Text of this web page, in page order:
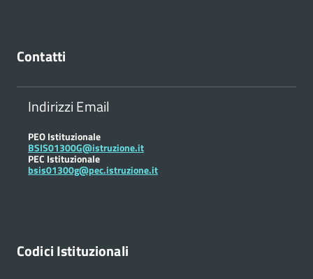
Contatti
Indirizzi Email
PEO Istituzionale
BSIS01300G@istruzione.it
PEC Istituzionale
bsis01300g@pec.istruzione.it
Codici Istituzionali